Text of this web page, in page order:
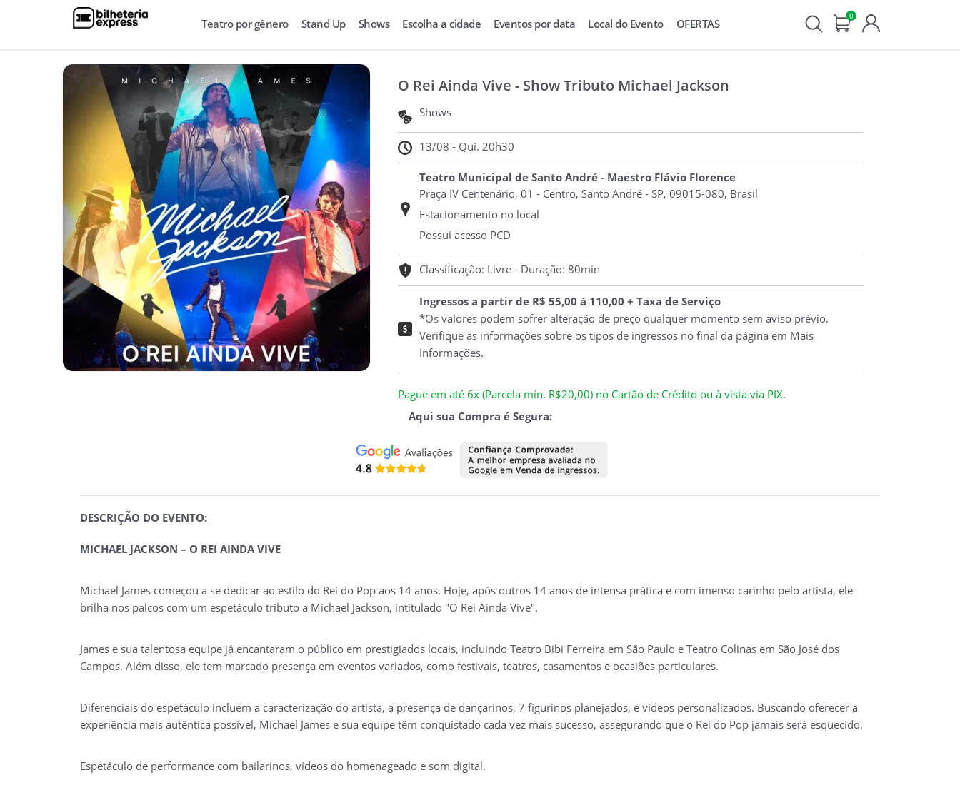
Teatro por gênero Stand Up Shows Escolha a cidade Eventos por data Local do Evento OFERTAS
0
O Rei Ainda Vive - Show Tributo Michael Jackson
Shows
13/08 - Qui. 20h30
Teatro Municipal de Santo André - Maestro Flávio Florence
Praça IV Centenário, 01 - Centro, Santo André - SP, 09015-080, Brasil
Estacionamento no local
Possui acesso PCD
Classificação: Livre - Duração: 80min
Ingressos a partir de R$ 55,00 à 110,00 + Taxa de Serviço
*Os valores podem sofrer alteração de preço qualquer momento sem aviso prévio.
Verifique as informações sobre os tipos de ingressos no final da página em Mais
Informações.
Pague em até 6x (Parcela mín. R$20,00) no Cartão de Crédito ou à vista via PIX.
Aqui sua Compra é Segura:
DESCRIÇÃO DO EVENTO:
MICHAEL JACKSON – O REI AINDA VIVE
Michael James começou a se dedicar ao estilo do Rei do Pop aos 14 anos. Hoje, após outros 14 anos de intensa prática e com imenso carinho pelo artista, ele
brilha nos palcos com um espetáculo tributo a Michael Jackson, intitulado "O Rei Ainda Vive".
James e sua talentosa equipe já encantaram o público em prestigiados locais, incluindo Teatro Bibi Ferreira em São Paulo e Teatro Colinas em São José dos
Campos. Além disso, ele tem marcado presença em eventos variados, como festivais, teatros, casamentos e ocasiões particulares.
Diferenciais do espetáculo incluem a caracterização do artista, a presença de dançarinos, 7 figurinos planejados, e vídeos personalizados. Buscando oferecer a
experiência mais autêntica possível, Michael James e sua equipe têm conquistado cada vez mais sucesso, assegurando que o Rei do Pop jamais será esquecido.
Espetáculo de performance com bailarinos, vídeos do homenageado e som digital.